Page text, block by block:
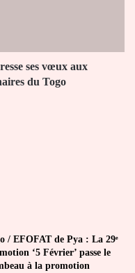
ses vœux aux
du Togo
/ EFOFAT de Pya : La 29ᵉ
‘5 Février’ passe le
à la promotion